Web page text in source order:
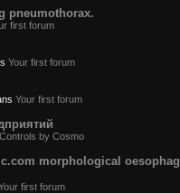
pneumothorax.
first forum
Your first forum
Your first forum
by Cosmo
morphological
first forum